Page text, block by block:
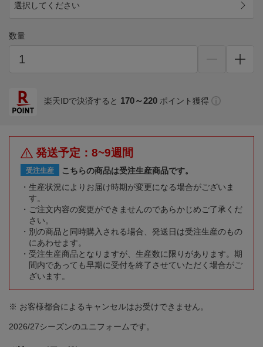
選択してください
数量
楽天IDで決済すると 170～220 ポイント獲得
発送予定：8~9週間
受注生産
こちらの商品は受注生産商品です。
生産状況によりお届け時期が変更になる場合がございま
す。
ご注文内容の変更ができませんのであらかじめご了承くだ
さい。
別の商品と同時購入される場合、発送日は受注生産のもの
にあわせます。
受注生産商品となりますが、生産数に限りがあります。期
間内であっても早期に受付を終了させていただく場合がご
ざいます。
※ お客様都合によるキャンセルはお受けできません。
2026/27シーズンのユニフォームです。